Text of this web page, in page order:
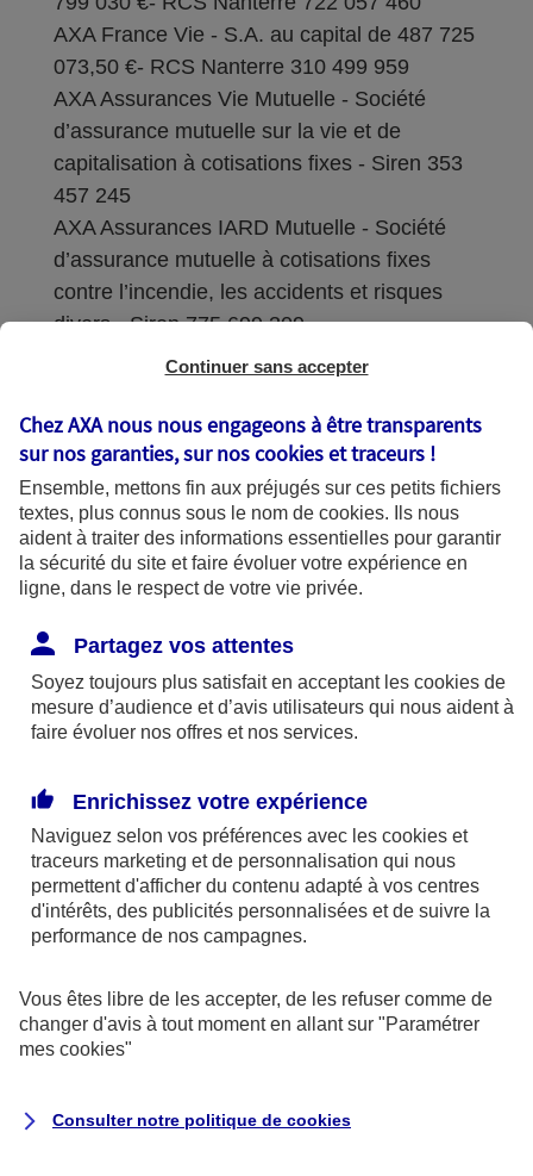
AXA France Vie - S.A. au capital de 487 725
073,50 €- RCS Nanterre 310 499 959
AXA Assurances Vie Mutuelle - Société
d’assurance mutuelle sur la vie et de
capitalisation à cotisations fixes - Siren 353
457 245
AXA Assurances IARD Mutuelle - Société
d’assurance mutuelle à cotisations fixes
contre l’incendie, les accidents et risques
divers - Siren 775 699 309
Sièges sociaux : 313 Terrasses de l’Arche –
Coordonnées de l'Autorité de contrôle
prudentiel et de résolution (ACPR) : - 4
Place de Budapest - CS 92459 - 75436
Paris Cedex 09. Le détail des procédures de
recours et de réclamation et les
disponibles sur le site axa.fr.
AXA France IARD et AXA France Vie sont
mandataires exclusifs en opérations de
246 et n°13 005 764 (consultable
surwww.orias.fr)
AXA Assistance France Assurances,
S.A au capital de 51 429 430,40 €,
Siège social :
8-10, rue Paul Vaillant Couturier
Continuer sans accepter
Chez AXA nous nous engageons à être transparents
sur nos garanties, sur noscookies et traceurs !
Ensemble, mettons fin aux préjugés sur ces petits fichiers
textes, plus connus sous le nom de cookies. Ils nous
aident à traiter des informations essentielles pour garantir
la sécurité du site et faire évoluer votre expérience en
ligne, dans le respect de votre vie privée.
Partagez vos attentes
Soyez toujours plus satisfait en acceptant les cookies de
mesure d’audience et d’avis utilisateurs qui nous aident à
faire évoluer nos offres et nos services.
Enrichissez votre expérience
Naviguez selon vos préférences avec les cookies et
traceurs marketing et de personnalisation qui nous
permettent d'afficher du contenu adapté à vos centres
d'intérêts, des publicités personnalisées et de suivre la
performance de nos campagnes.
Vous êtes libre de les accepter, de les refuser comme de
changer d'avis à tout moment en allant sur "Paramétrer
mes cookies"
Consulter notre politique de cookies